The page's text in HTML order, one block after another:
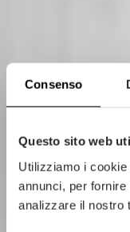
Consenso
Questo sito web
Utilizziamo i
annunci, per
analizzare il nostro